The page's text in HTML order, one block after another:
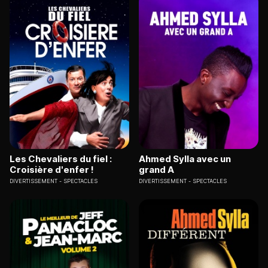
Les Chevaliers du fiel :
Croisière d'enfer !
DIVERTISSEMENT SPECTACLES
Ahmed Sylla avec un
grand A
DIVERTISSEMENT SPECTACLES